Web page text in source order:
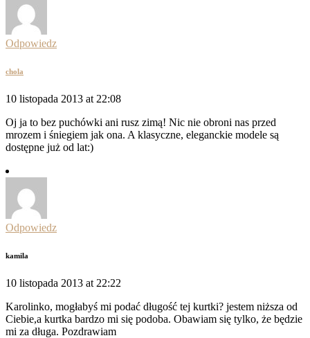
Odpowiedz
chola
10 listopada 2013 at 22:08
Oj ja to bez puchówki ani rusz zimą! Nic nie obroni nas przed
mrozem i śniegiem jak ona. A klasyczne, eleganckie modele są
dostępne już od lat:)
Odpowiedz
kamila
10 listopada 2013 at 22:22
Karolinko, mogłabyś mi podać długość tej kurtki? jestem niższa od
Ciebie,a kurtka bardzo mi się podoba. Obawiam się tylko, że będzie
mi za długa. Pozdrawiam